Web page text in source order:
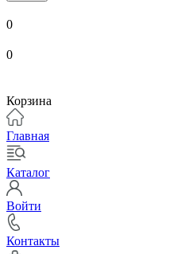
0
0
Корзина
Главная
Каталог
Войти
Контакты